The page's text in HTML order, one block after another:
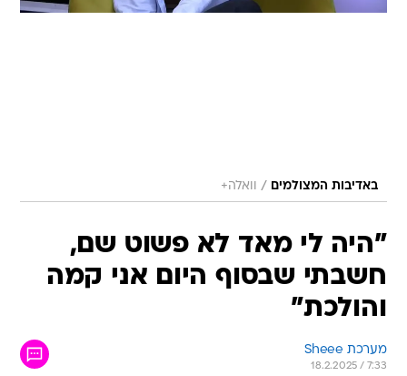
באדיבות המצולמים / וואלה+
"היה לי מאד לא פשוט שם,
חשבתי שבסוף היום אני קמה
והולכת"
מערכת Sheee
18.2.2025 / 7:33